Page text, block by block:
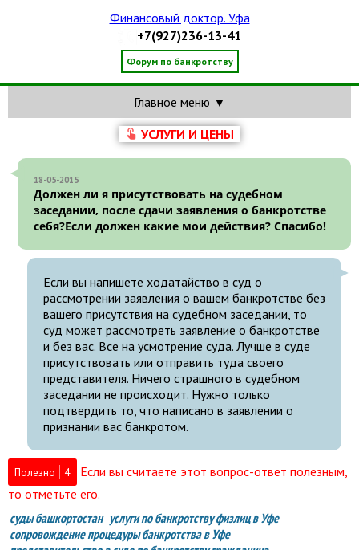
Финансовый доктор. Уфа
+7(927)236-13-41
Форум по банкротству
Главное меню ▼
УСЛУГИ И ЦЕНЫ
18-05-2015
Должен ли я присутствовать на судебном
заседании, после сдачи заявления о банкротстве
себя?Если должен какие мои действия? Спасибо!
Если вы напишете ходатайство в суд о
рассмотрении заявления о вашем банкротстве без
вашего присутствия на судебном заседании, то
суд может рассмотреть заявление о банкротстве
и без вас. Все на усмотрение суда. Лучше в суде
присутствовать или отправить туда своего
представителя. Ничего страшного в судебном
заседании не происходит. Нужно только
подтвердить то, что написано в заявлении о
признании вас банкротом.
Полезно 4
Если вы считаете этот вопрос-ответ полезным,
то отметьте его.
суды башкортостан услуги по банкротству физлиц в Уфе
сопровождение процедуры банкротства в Уфе